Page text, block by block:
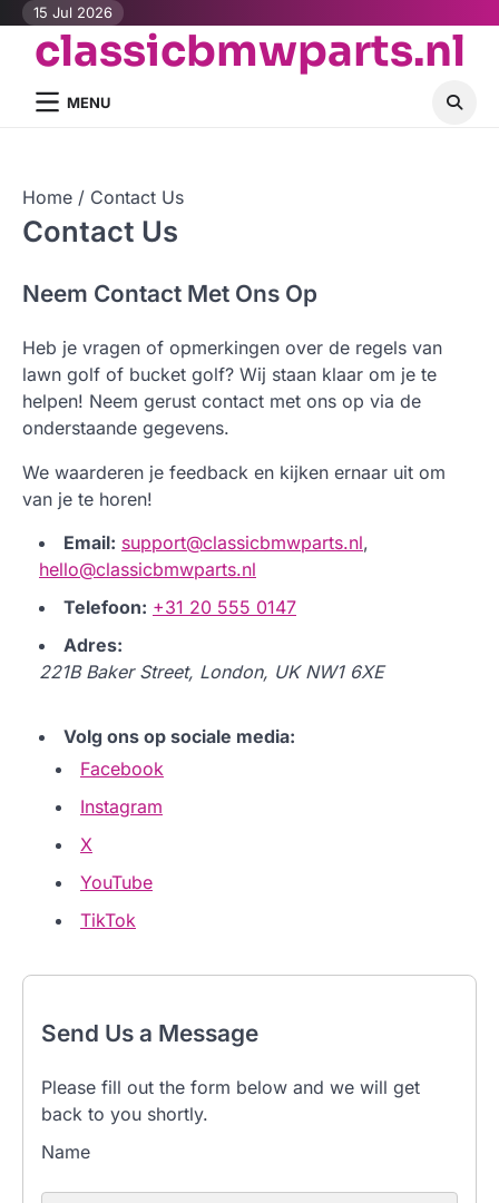
Skip
content
15 Jul 2026
classicbmwparts.nl
MENU
Home Contact Us
Contact Us
Neem Contact Met Ons Op
Heb je vragen of opmerkingen over de regels van
lawn golf of bucket golf? Wij staan klaar om je te
helpen! Neem gerust contact met ons op via de
onderstaande gegevens.
We waarderen je feedback en kijken ernaar uit om
van je te horen!
Email: support@classicbmwparts.nl,
hello@classicbmwparts.nl
Telefoon: +31 20 555 0147
Adres:
221B Baker Street, London, UK NW1 6XE
Volg ons op sociale media:
Facebook
Instagram
X
YouTube
TikTok
Send Us a Message
Please fill out the form below and we will get
back to you shortly.
Name